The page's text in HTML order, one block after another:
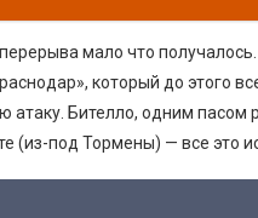
мало что
который до этого
атаку. Бителло, одним пасом
(из-под Тормены) — все это